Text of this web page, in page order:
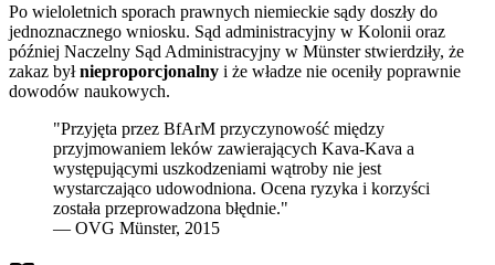
Po wieloletnich sporach prawnych niemieckie sądy doszły do
jednoznacznego wniosku. Sąd administracyjny w Kolonii oraz
później Naczelny Sąd Administracyjny w Münster stwierdziły, że
zakaz byłnieproporcjonalny i że władze nie oceniły poprawnie
dowodów naukowych.
"Przyjęta przez BfArM przyczynowość między
przyjmowaniem leków zawierających Kava-Kava a
występującymi uszkodzeniami wątroby nie jest
wystarczająco udowodniona. Ocena ryzyka i korzyści
została przeprowadzona błędnie."
— OVG Münster, 2015